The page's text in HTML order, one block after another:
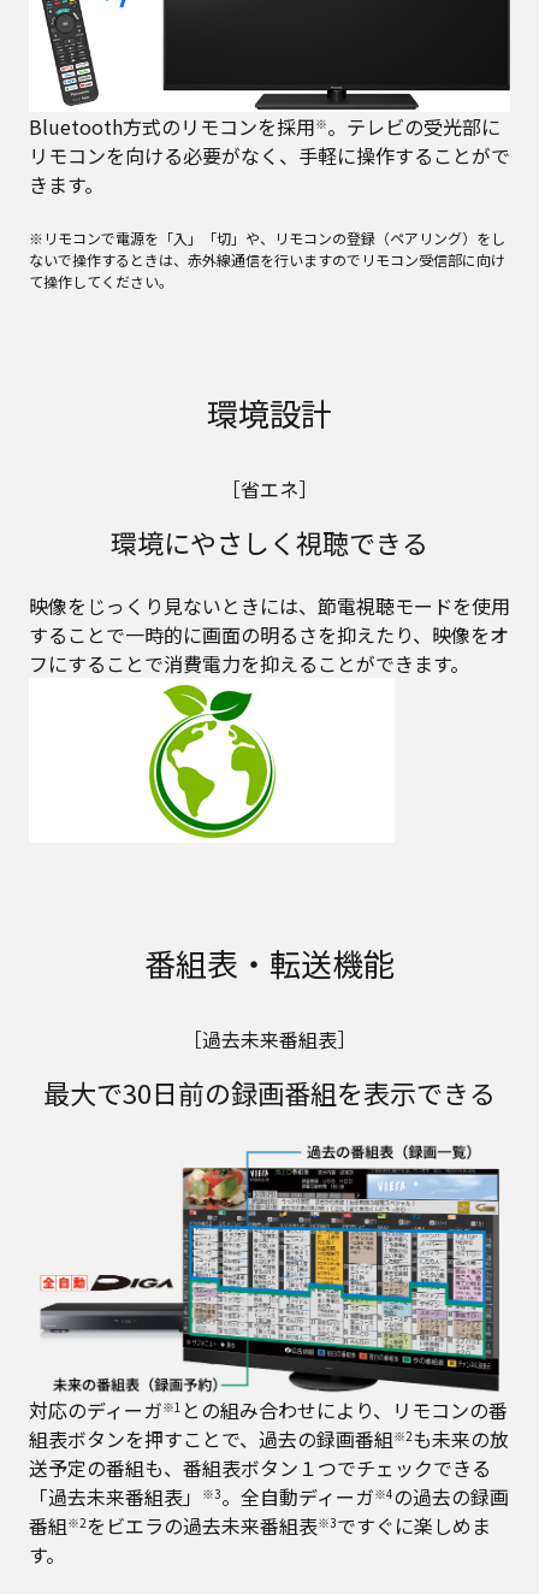
Bluetooth方式のリモコンを採用※。テレビの受光部に
リモコンを向ける必要がなく、手軽に操作することがで
きます。
※リモコンで電源を「入」「切」や、リモコンの登録（ペアリング）をし
ないで操作するときは、赤外線通信を行いますのでリモコン受信部に向け
て操作してください。
環境設計
［省エネ］
環境にやさしく視聴できる
映像をじっくり見ないときには、節電視聴モードを使用
することで一時的に画面の明るさを抑えたり、映像をオ
フにすることで消費電力を抑えることができます。
番組表・転送機能
［過去未来番組表］
最大で30日前の録画番組を表示できる
対応のディーガ※1 との組み合わせにより、リモコンの番
組表ボタンを押すことで、過去の録画番組※2も未来の放
送予定の番組も、番組表ボタン１つでチェックできる
「過去未来番組表」
※3。全自動ディーガ※4の過去の録画
番組※2をビエラの過去未来番組表※3ですぐに楽しめま
す。